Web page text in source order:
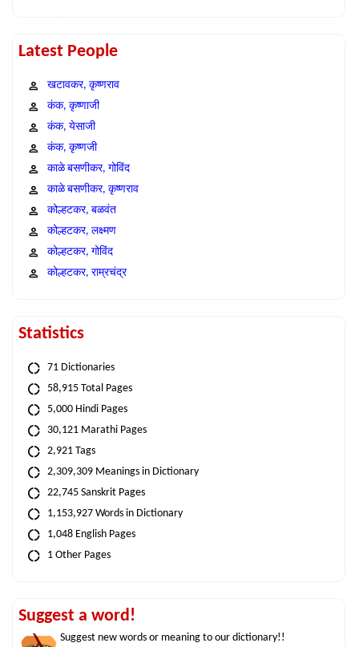
Latest People
खटावकर, कृष्णराव
कंक, कृष्णाजी
कंक, येसाजी
कंक, कृष्णजी
काळे बसणीकर, गोविंद
काळे बसणीकर, कृष्णराव
कोल्हटकर, बळवंत
कोल्हटकर, लक्ष्मण
कोल्हटकर, गोविंद
कोल्हटकर, राम्रचंद्र
Statistics
71 Dictionaries
58,915 Total Pages
5,000 Hindi Pages
30,121 Marathi Pages
2,921 Tags
2,309,309 Meanings in Dictionary
22,745 Sanskrit Pages
1,153,927 Words in Dictionary
1,048 English Pages
1 Other Pages
Suggest a word!
Suggest new words or meaning to our dictionary!!